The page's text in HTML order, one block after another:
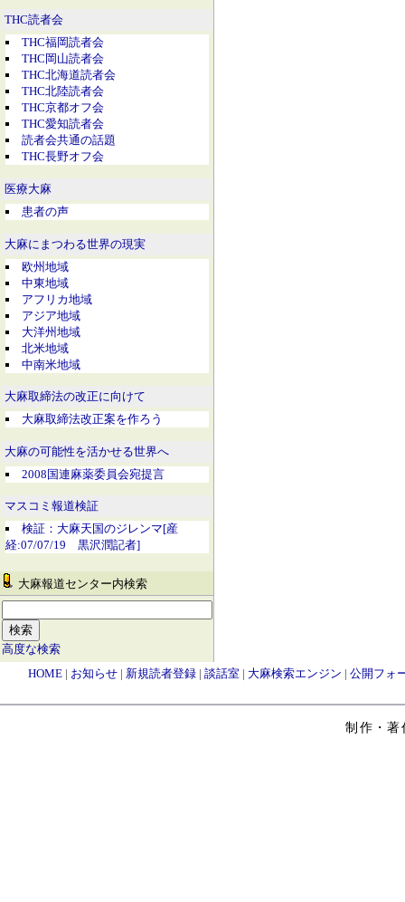
THC読者会
THC福岡読者会
THC岡山読者会
THC北海道読者会
THC北陸読者会
THC京都オフ会
THC愛知読者会
読者会共通の話題
THC長野オフ会
医療大麻
患者の声
大麻にまつわる世界の現実
欧州地域
中東地域
アフリカ地域
アジア地域
大洋州地域
北米地域
中南米地域
大麻取締法の改正に向けて
大麻取締法改正案を作ろう
大麻の可能性を活かせる世界へ
2008国連麻薬委員会宛提言
マスコミ報道検証
検証：大麻天国のジレンマ[産
経:07/07/19 黒沢潤記者]
大麻報道センター内検索
高度な検索
HOME | お知らせ | 新規読者登録 | 談話室 | 大麻検索エンジン | 公開フォ
制作・